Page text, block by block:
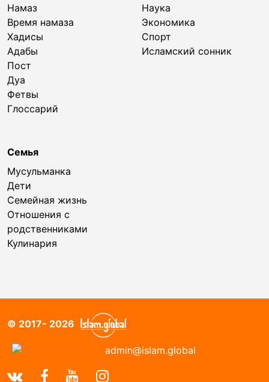
Намаз
Время намаза
Хадисы
Адабы
Пост
Дуа
Фетвы
Глоссарий
Наука
Экономика
Спорт
Исламский сонник
Семья
Мусульманка
Дети
Семейная жизнь
Отношения с
родственниками
Кулинария
© 2017- 2026
admin@islam.global